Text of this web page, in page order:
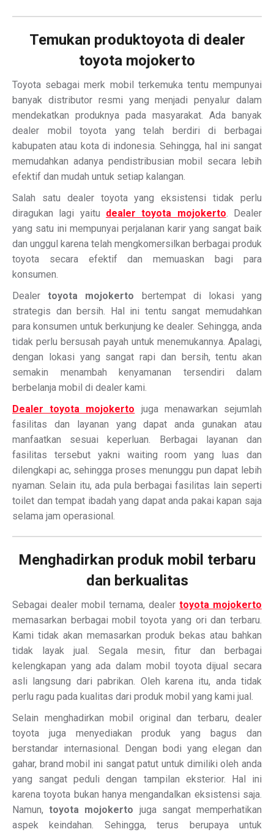
Temukan produktoyota di dealer
toyota mojokerto
Toyota sebagai merk mobil terkemuka tentu mempunyai
banyak distributor resmi yang menjadi penyalur dalam
mendekatkan produknya pada masyarakat. Ada banyak
dealer mobil toyota yang telah berdiri di berbagai
kabupaten atau kota di indonesia. Sehingga, hal ini sangat
memudahkan adanya pendistribusian mobil secara lebih
efektif dan mudah untuk setiap kalangan.
Salah satu dealer toyota yang eksistensi tidak perlu
diragukan lagi yaitu dealer toyota mojokerto. Dealer
yang satu ini mempunyai perjalanan karir yang sangat baik
dan unggul karena telah mengkomersilkan berbagai produk
toyota secara efektif dan memuaskan bagi para
konsumen.
Dealertoyota mojokerto bertempat di lokasi yang
strategis dan bersih. Hal ini tentu sangat memudahkan
para konsumen untuk berkunjung ke dealer. Sehingga, anda
tidak perlu bersusah payah untuk menemukannya. Apalagi,
dengan lokasi yang sangat rapi dan bersih, tentu akan
semakin menambah kenyamanan tersendiri dalam
berbelanja mobil di dealer kami.
Dealer toyota mojokerto juga menawarkan sejumlah
fasilitas dan layanan yang dapat anda gunakan atau
manfaatkan sesuai keperluan. Berbagai layanan dan
fasilitas tersebut yakni waiting room yang luas dan
dilengkapi ac, sehingga proses menunggu pun dapat lebih
nyaman. Selain itu, ada pula berbagai fasilitas lain seperti
toilet dan tempat ibadah yang dapat anda pakai kapan saja
selama jam operasional.
Menghadirkan produk mobil terbaru
dan berkualitas
Sebagai dealer mobil ternama, dealer toyota mojokerto
memasarkan berbagai mobil toyota yang ori dan terbaru.
Kami tidak akan memasarkan produk bekas atau bahkan
tidak layak jual. Segala mesin, fitur dan berbagai
kelengkapan yang ada dalam mobil toyota dijual secara
asli langsung dari pabrikan. Oleh karena itu, anda tidak
perlu ragu pada kualitas dari produk mobil yang kami jual.
Selain menghadirkan mobil original dan terbaru, dealer
toyota juga menyediakan produk yang bagus dan
berstandar internasional. Dengan bodi yang elegan dan
gahar, brand mobil ini sangat patut untuk dimiliki oleh anda
yang sangat peduli dengan tampilan eksterior. Hal ini
karena toyota bukan hanya mengandalkan eksistensi saja.
Namun,toyota mojokerto juga sangat memperhatikan
aspek keindahan. Sehingga, terus berupaya untuk